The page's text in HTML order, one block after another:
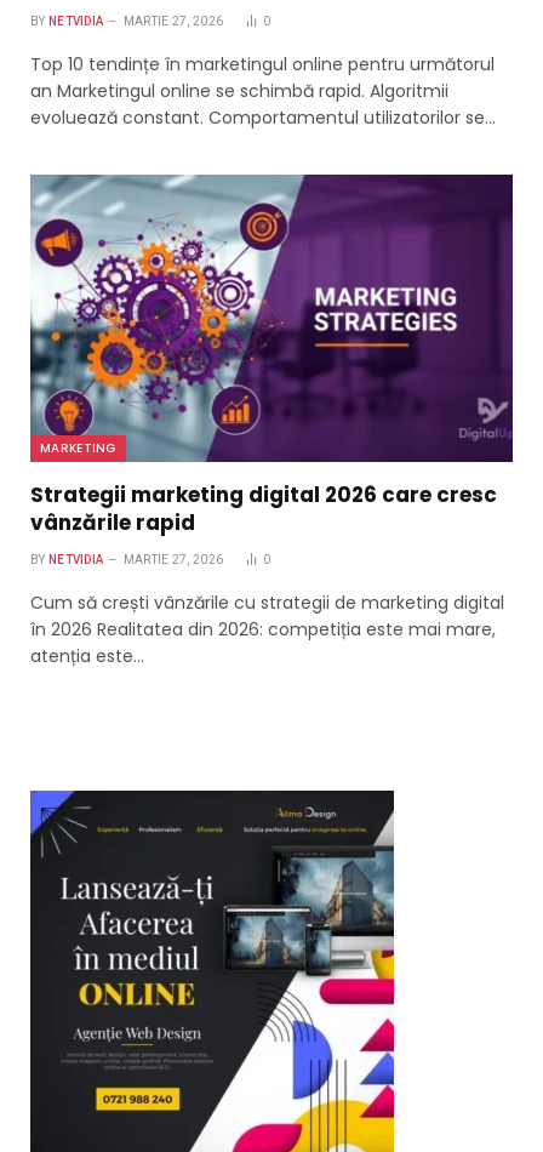
BY NETVIDIA MARTIE 27, 2026 0
Top 10 tendințe în marketingul online pentru următorul
an Marketingul online se schimbă rapid. Algoritmii
evoluează constant. Comportamentul utilizatorilor se…
MARKETING
Strategii marketing digital 2026 care cresc
vânzările rapid
BY NETVIDIA MARTIE 27, 2026 0
Cum să crești vânzările cu strategii de marketing digital
în 2026 Realitatea din 2026: competiția este mai mare,
atenția este…